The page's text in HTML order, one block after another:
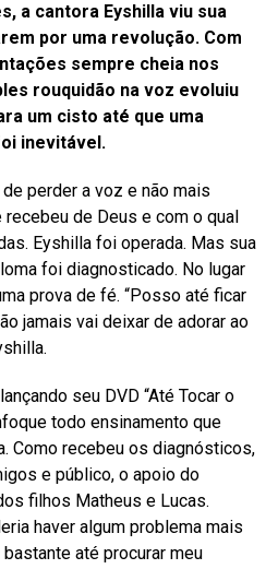
a cantora Eyshilla viu sua
por uma revolução. Com
sempre cheia nos
rouquidão na voz evoluiu
um cisto até que uma
inevitável.
perder a voz e não mais
de Deus e com o qual
Eyshilla foi operada. Mas sua
foi diagnosticado. No lugar
prova de fé. “Posso até ficar
jamais vai deixar de adorar ao
seu DVD “Até Tocar o
todo ensinamento que
Como recebeu os diagnósticos,
e público, o apoio do
filhos Matheus e Lucas.
haver algum problema mais
até procurar meu